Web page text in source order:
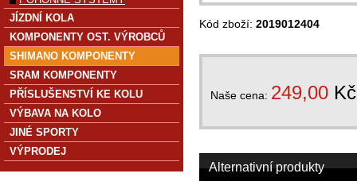
Kód zboží: 2019012404
Naše cena: 249,00 Kč
Alternativní produkty
JÍZDNÍ KOLA
KOMPONENTY OST. VÝROBCŮ
SHIMANO KOMPONENTY
SRAM KOMPONENTY
PŘÍSLUŠENSTVÍ KE KOLU
VÝBAVA NA KOLO
JINÉ SPORTY
VÝPRODEJ